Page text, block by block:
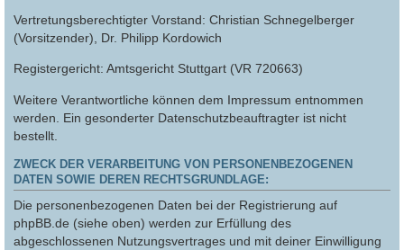
Vertretungsberechtigter Vorstand: Christian Schnegelberger
(Vorsitzender), Dr. Philipp Kordowich
Registergericht: Amtsgericht Stuttgart (VR 720663)
Weitere Verantwortliche können dem Impressum entnommen
werden. Ein gesonderter Datenschutzbeauftragter ist nicht
bestellt.
ZWECK DER VERARBEITUNG VON PERSONENBEZOGENEN
DATEN SOWIE DEREN RECHTSGRUNDLAGE:
Die personenbezogenen Daten bei der Registrierung auf
phpBB.de (siehe oben) werden zur Erfüllung des
abgeschlossenen Nutzungsvertrages und mit deiner Einwilligung